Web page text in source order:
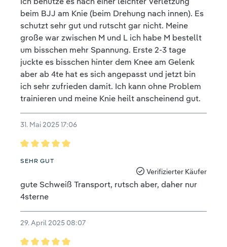
beim BJJ am Knie (beim Drehung nach innen). Es
schutzt sehr gut und rutscht gar nicht. Meine
große war zwischen M und L ich habe M bestellt
um bisschen mehr Spannung. Erste 2-3 tage
juckte es bisschen hinter dem Knee am Gelenk
aber ab 4te hat es sich angepasst und jetzt bin
ich sehr zufrieden damit. Ich kann ohne Problem
trainieren und meine Knie heilt anscheinend gut.
31. Mai 2025 17:06
Bewertung mit 5 von 5 Sternen
SEHR GUT
Verifizierter Käufer
gute Schweiß Transport, rutsch aber, daher nur
4sterne
29. April 2025 08:07